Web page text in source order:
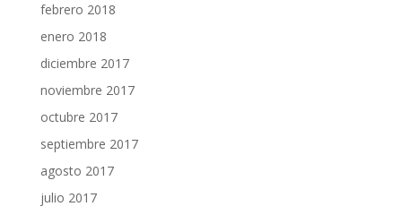
febrero 2018
enero 2018
diciembre 2017
noviembre 2017
octubre 2017
septiembre 2017
agosto 2017
julio 2017